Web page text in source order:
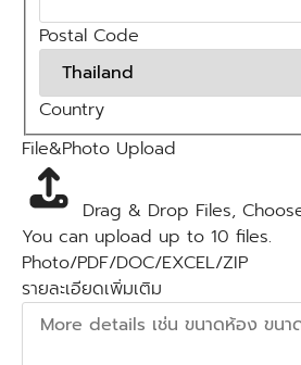
Postal Code
Country
File&Photo Upload
Drag & Drop Files,
You can upload up to 10 files.
Photo/PDF/DOC/EXCEL/ZIP
รายละเอียดเพิ่มเติม